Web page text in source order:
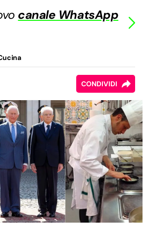
canale WhatsApp
CONDIVIDI